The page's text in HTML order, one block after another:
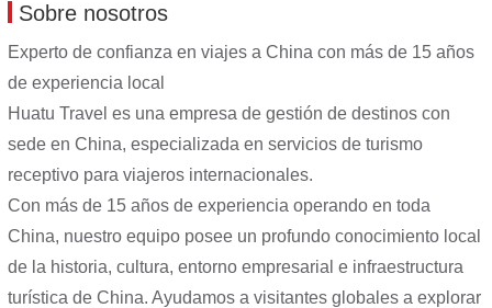
Sobre nosotros
Experto de confianza en viajes a China con más de 15 años
de experiencia local
Huatu Travel es una empresa de gestión de destinos con
sede en China, especializada en servicios de turismo
receptivo para viajeros internacionales.
Con más de 15 años de experiencia operando en toda
China, nuestro equipo posee un profundo conocimiento local
de la historia, cultura, entorno empresarial e infraestructura
turística de China. Ayudamos a visitantes globales a explorar